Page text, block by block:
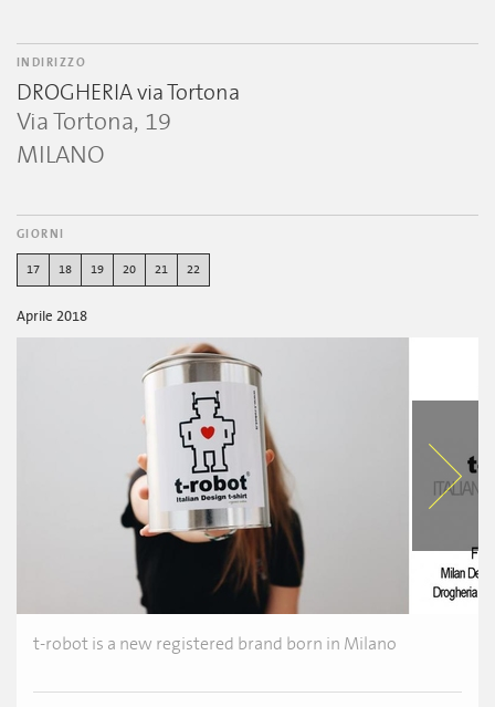
INDIRIZZO
DROGHERIA via Tortona
Via Tortona, 19
MILANO
GIORNI
17 18 19 20 21 22
Aprile 2018
t-robot is a new registered brand born in Milano